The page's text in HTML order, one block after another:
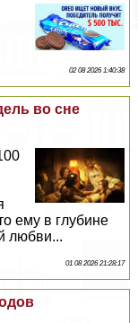
02 08 2026 1:40:38
во сне
ему в глубине
любви...
01 08 2026 21:28:17